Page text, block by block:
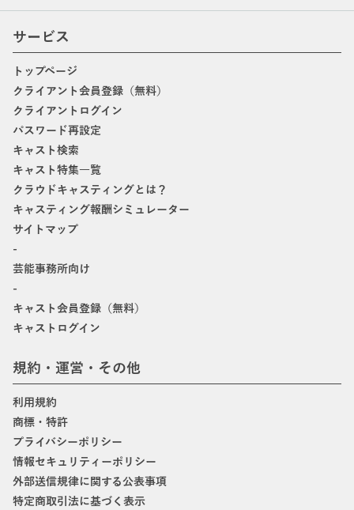
サービス
トップページ
クライアント会員登録（無料）
クライアントログイン
パスワード再設定
キャスト検索
キャスト特集一覧
クラウドキャスティングとは？
キャスティング報酬シミュレーター
サイトマップ
-
芸能事務所向け
-
キャスト会員登録（無料）
キャストログイン
規約・運営・その他
利用規約
商標・特許
プライバシーポリシー
情報セキュリティーポリシー
外部送信規律に関する公表事項
特定商取引法に基づく表示